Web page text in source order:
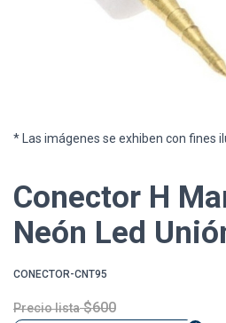
* Las imágenes se exhiben con fines
Conector H
Neón Led
CONECTOR-CNT95
Precio lista $600